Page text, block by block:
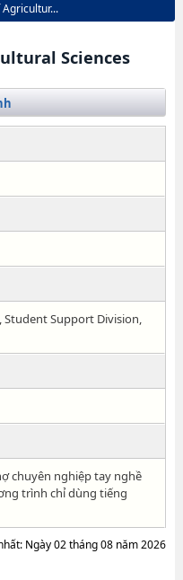
Sciences
Student Support Division,
chuyên nghiệp tay nghề
trình chỉ dùng tiếng
Ngày 02 tháng 08 năm 2026